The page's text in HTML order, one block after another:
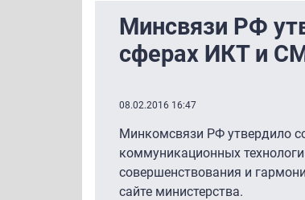
Минсвязи РФ
сферах ИКТ и
08.02.2016 16:47
Минкомсвязи РФ утвердило
коммуникационных
совершенствования и
сайте министерства.